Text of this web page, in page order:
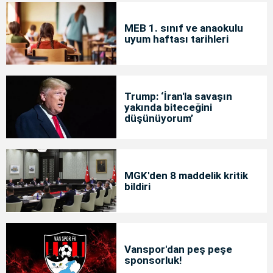
MEB 1. sınıf ve anaokulu
uyum haftası tarihleri
Trump: ‘İran'la savaşın
yakında biteceğini
düşünüyorum’
MGK'den 8 maddelik kritik
bildiri
Vanspor'dan peş peşe
sponsorluk!